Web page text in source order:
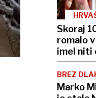
Skoraj
romalo
imel niti
BREZ
Marko